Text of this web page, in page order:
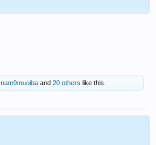
nam9muoiba and 20 others like this.